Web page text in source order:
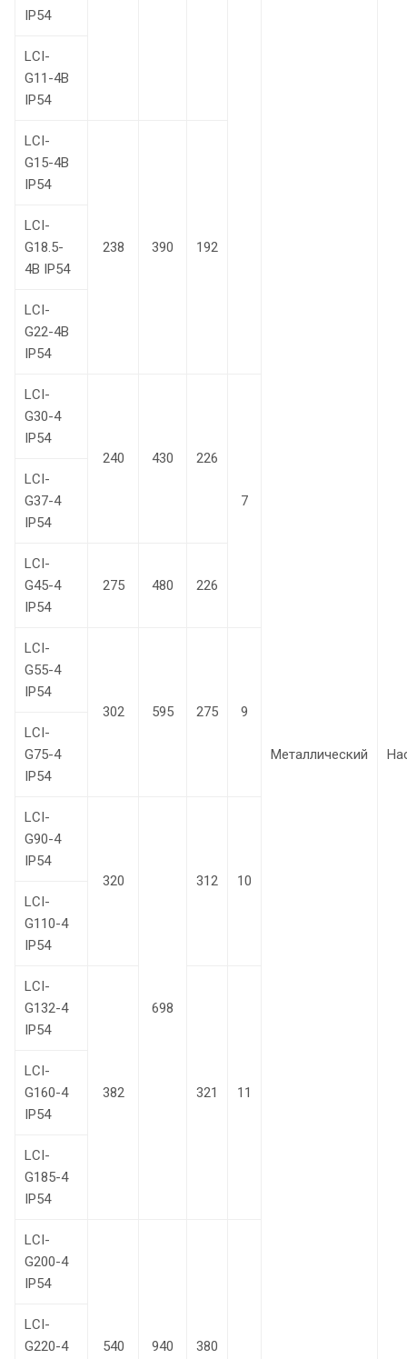
Металлический
IP54
LCI-
G11-4B
IP54
LCI-
G15-4B
IP54
238 390 192
LCI-
G18.5-
4В IP54
LCI-
G22-4В
IP54
LCI-
G30-4
IP54
240
430 226
7
LCI-
G37-4
IP54
LCI-
G45-4
IP54
275 480 226
LCI-
G55-4
IP54
302
595 275
9
LCI-
G75-4
IP54
LCI-
G90-4
IP54
320
698
312
10
LCI-
G110-4
IP54
LCI-
G132-4
IP54
382 321 11
LCI-
G160-4
IP54
LCI-
G185-4
IP54
LCI-
G200-4
IP54
540 940 380
LCI-
G220-4